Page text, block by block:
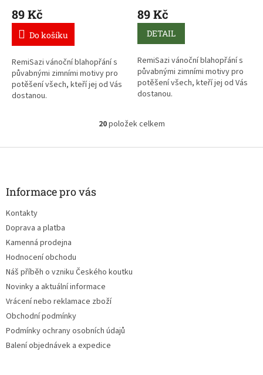
89 Kč
Do košíku
RemiSazi vánoční blahopřání s
půvabnými zimními motivy pro
potěšení všech, kteří jej od Vás
dostanou.
89 Kč
DETAIL
RemiSazi vánoční blahopřání s
půvabnými zimními motivy pro
potěšení všech, kteří jej od Vás
dostanou.
O
l
v
20položek celkem
Z
Informace pro vás
Kontakty
Doprava a platba
Kamenná prodejna
Hodnocení obchodu
Náš příběh o vzniku Českého koutku
Novinky a aktuální informace
Vrácení nebo reklamace zboží
Obchodní podmínky
Podmínky ochrany osobních údajů
Balení objednávek a expedice